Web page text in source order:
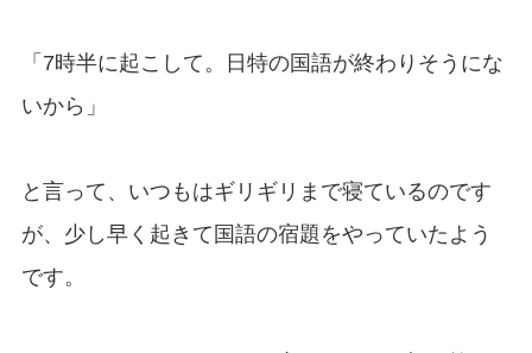
「7時半に起こして。日特の国語が終わりそうにな
いから」
と言って、いつもはギリギリまで寝ているのです
が、少し早く起きて国語の宿題をやっていたよう
です。